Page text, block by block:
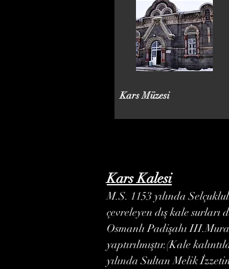
Kars Müzesi
Kars Kalesi
M.S. 1153 yılında
çevreleyen dış kale
Osmanlı Padişahı
yaptırılmıştır.(Kale
yılında Sultan Melik